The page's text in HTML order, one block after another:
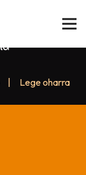
Lege oharra